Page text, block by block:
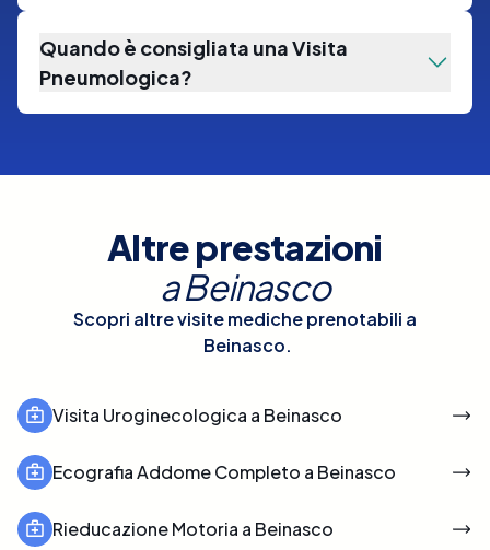
Quando è consigliata una Visita
Pneumologica?
Altre prestazioni
aBeinasco
Scopri altre visite mediche prenotabili a
Beinasco.
Visita Uroginecologica a Beinasco
Ecografia Addome Completo a Beinasco
Rieducazione Motoria a Beinasco